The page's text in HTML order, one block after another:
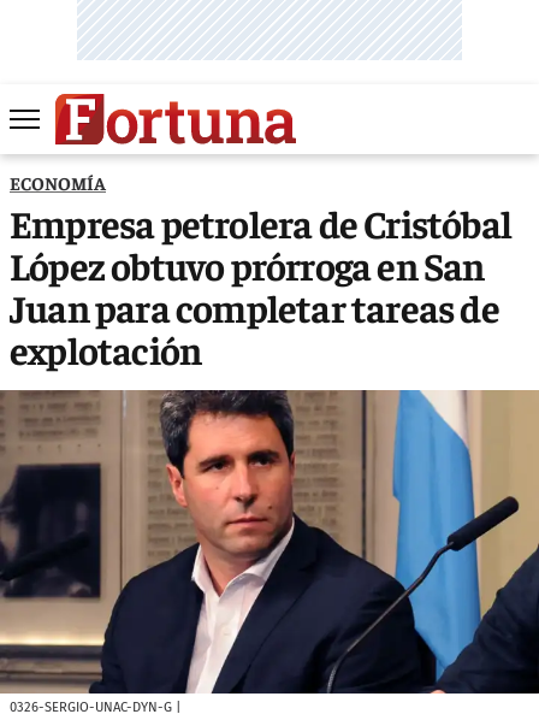
ECONOMÍA
Empresa petrolera de Cristóbal
López obtuvo prórroga en San
Juan para completar tareas de
explotación
0326-SERGIO-UNAC-DYN-G